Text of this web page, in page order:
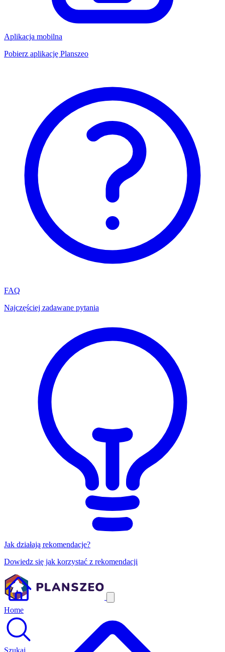
Aplikacja mobilna
Pobierz aplikację Planszeo
FAQ
Najczęściej zadawane pytania
Jak działają rekomendacje?
Dowiedz się jak korzystać z rekomendacji
Home
Szukaj